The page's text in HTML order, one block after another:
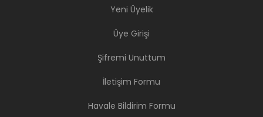
Yeni Üyelik
Üye Girişi
Şifremi Unuttum
İletişim Formu
Havale Bildirim Formu